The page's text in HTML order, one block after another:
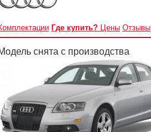
Где купить? Цены Отзывы
снята с производства